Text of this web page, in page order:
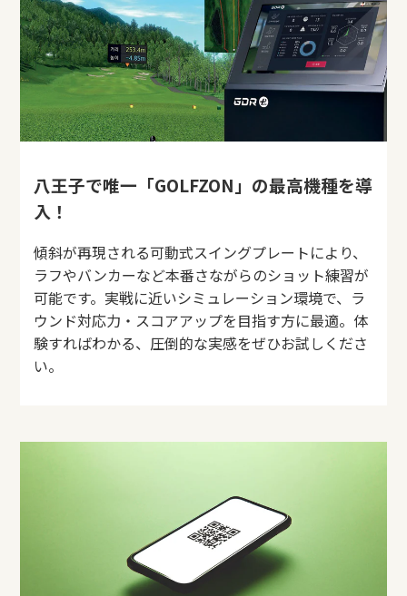
八王子で唯一「GOLFZON」の最高機種を導
入！
傾斜が再現される可動式スイングプレートにより、
ラフやバンカーなど本番さながらのショット練習が
可能です。実戦に近いシミュレーション環境で、ラ
ウンド対応力・スコアアップを目指す方に最適。体
験すればわかる、圧倒的な実感をぜひお試しくださ
い。